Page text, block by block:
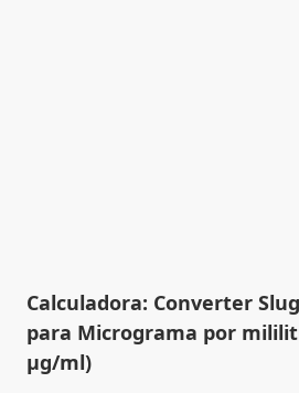
Calculadora: Converter
para Micrograma por
µg/ml)